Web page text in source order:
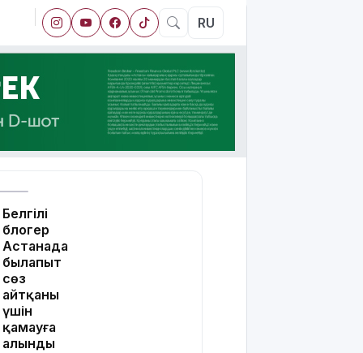
RU
Белгілі
блогер
Астанада
былапыт
сөз
айтқаны
үшін
қамауға
алынды